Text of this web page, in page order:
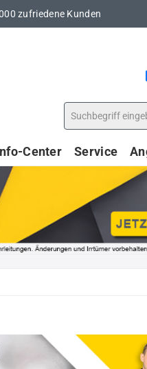
zufriedene Kunden
Center Service